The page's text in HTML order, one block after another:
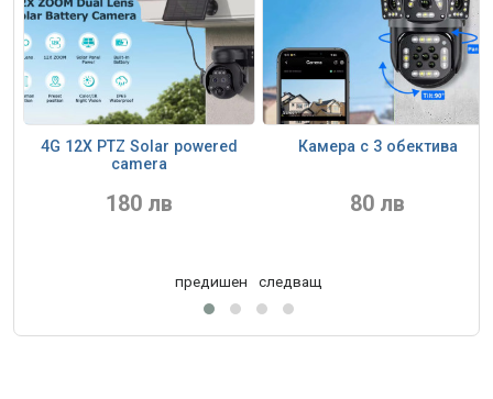
4G 12X PTZ Solar powered
camera
180 лв
Камера с 3 обектива
80 лв
предишен следващ